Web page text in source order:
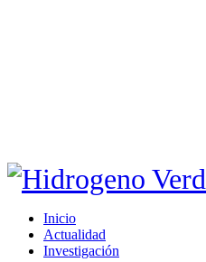
Inicio
Actualidad
Investigación